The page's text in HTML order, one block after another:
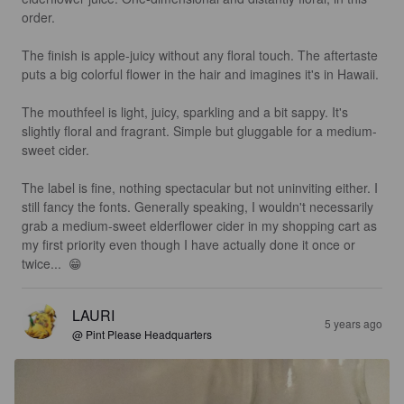
order.
The finish is apple-juicy without any floral touch. The aftertaste
puts a big colorful flower in the hair and imagines it's in Hawaii.
The mouthfeel is light, juicy, sparkling and a bit sappy. It's
slightly floral and fragrant. Simple but gluggable for a medium-
sweet cider.
The label is fine, nothing spectacular but not uninviting either. I
still fancy the fonts. Generally speaking, I wouldn't necessarily
grab a medium-sweet elderflower cider in my shopping cart as
my first priority even though I have actually done it once or
twice...  😁
LAURI
@ Pint Please Headquarters
5 years ago